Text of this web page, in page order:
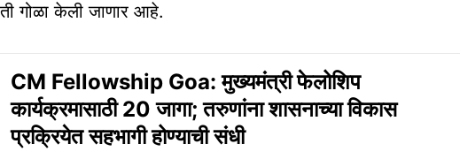
गोळा केली जाणार आहे.
CM Fellowship Goa: मुख्यमंत्री फेलोशिप
कार्यक्रमासाठी 20 जागा; तरुणांना शासनाच्या विकास
प्रक्रियेत सहभागी होण्याची संधी